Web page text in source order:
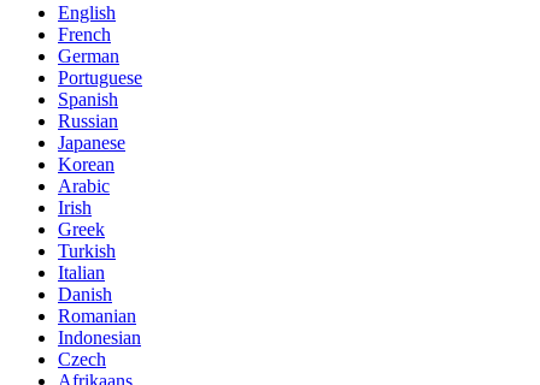
English
French
German
Portuguese
Spanish
Russian
Japanese
Korean
Arabic
Irish
Greek
Turkish
Italian
Danish
Romanian
Indonesian
Czech
Afrikaans